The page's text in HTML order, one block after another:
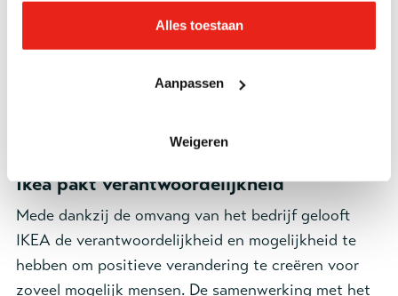
Alles toestaan
Aanpassen
Weigeren
Ikea pakt verantwoordelijkheid
Mede dankzij de omvang van het bedrijf gelooft
IKEA de verantwoordelijkheid en mogelijkheid te
hebben om positieve verandering te creëren voor
zoveel mogelijk mensen. De samenwerking met het